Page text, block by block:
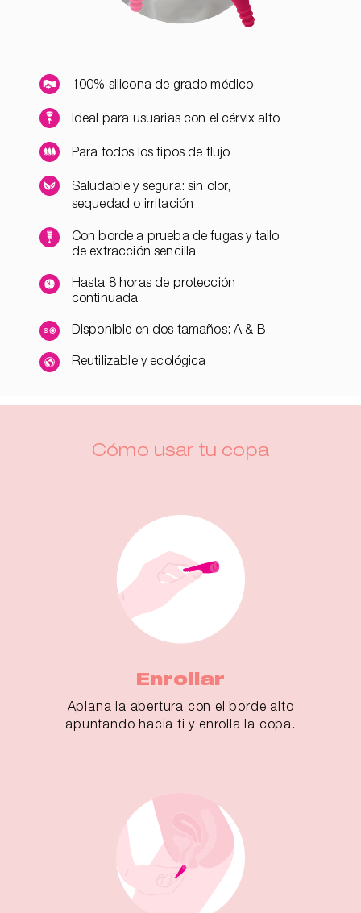
100% silicona de grado médico
Ideal para usuarias con el cérvix alto
Para todos los tipos de flujo
Saludable y segura: sin olor,
sequedad o irritación
Con borde a prueba de fugas y tallo
de extracción sencilla
Hasta 8 horas de protección
continuada
Disponible en dos tamaños: A & B
Reutilizable y ecológica
Cómo usar tu copa
Enrollar
Aplana la abertura con el borde alto
apuntando hacia ti y enrolla la copa.